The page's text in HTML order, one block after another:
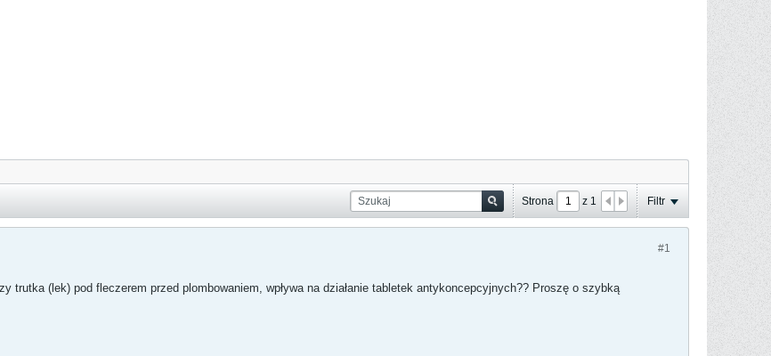
Strona z 1 Filtr
#1
trutka (lek) pod fleczerem przed plombowaniem, wpływa na działanie tabletek antykoncepcyjnych?? Proszę o szybką